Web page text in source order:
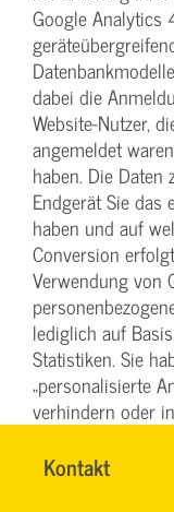
Kontakt
TEAM
Name*
Google Analytics
dabei die
Website-Nutzer,
angemeldet
haben. Die
Endgerät Sie das
haben und auf
Conversion
Verwendung von
lediglich auf
Statistiken. Sie
„personalisierte
verhindern oder